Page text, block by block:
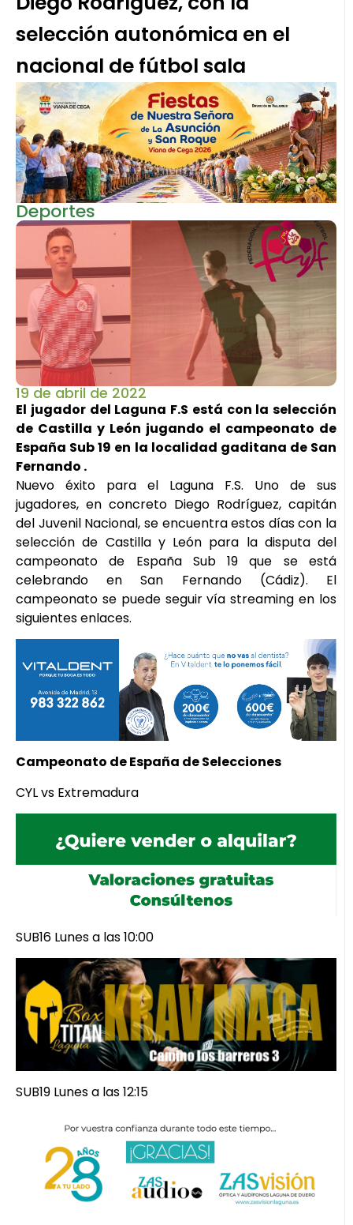
selección autonómica en el
nacional de fútbol sala
Deportes
19 de abril de 2022
El jugador del Laguna F.S está con la selección
de Castilla y León jugando el campeonato de
España Sub 19 en la localidad gaditana de San
Fernando .
Nuevo éxito para el Laguna F.S. Uno de sus
jugadores, en concreto Diego Rodríguez, capitán
del Juvenil Nacional, se encuentra estos días con la
selección de Castilla y León para la disputa del
campeonato de España Sub 19 que se está
celebrando en San Fernando (Cádiz). El
campeonato se puede seguir vía streaming en los
siguientes enlaces.
Campeonato de España de Selecciones
CYL vs Extremadura
SUB16 Lunes a las 10:00
SUB19 Lunes a las 12:15